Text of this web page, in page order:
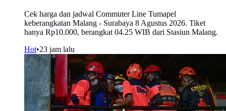
Cek harga dan jadwal Commuter Line Tumapel
keberangkatan Malang - Surabaya 8 Agustus 2026. Tiket
hanya Rp10.000, berangkat 04.25 WIB dari Stasiun Malang.
Hot•23 jam lalu